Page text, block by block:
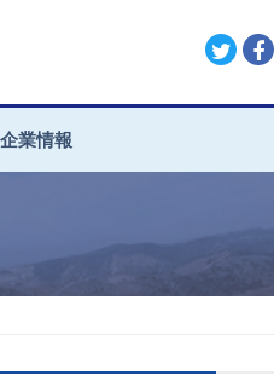
企業情報